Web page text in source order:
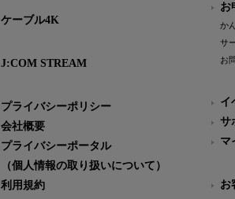
ケーブル4K
J:COM STREAM
プライバシーポリシー
会社概要
プライバシーポータル
（個人情報の取り扱いについて）
利用規約
お
か
サ
お
イ
サ
マ
お